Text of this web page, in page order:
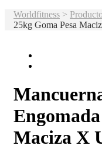
Worldfitness >
25kg Goma Pesa
Maciza X